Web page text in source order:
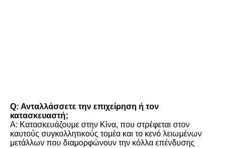
Q: Ανταλλάσσετε την επιχείρηση ή τον
κατασκευαστή;
Α: Κατασκευάζουμε στην Κίνα, που στρέφεται στον
καυτούς συγκολλητικούς τομέα και το κενό λειωμένων
μετάλλων που διαμορφώνουν την κόλλα επένδυσης